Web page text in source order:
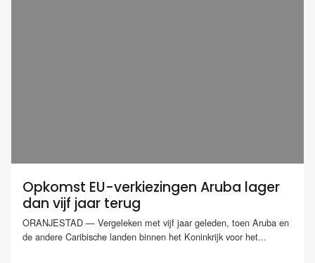
Opkomst EU-verkiezingen Aruba lager
dan vijf jaar terug
ORANJESTAD — Vergeleken met vijf jaar geleden, toen Aruba en
de andere Caribische landen binnen het Koninkrijk voor het...